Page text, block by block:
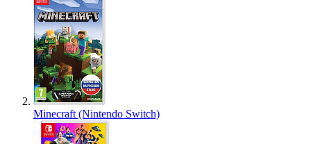
Minecraft (Nintendo Switch)